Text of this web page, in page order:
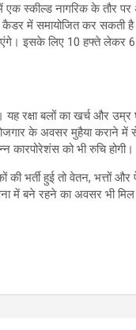
एक स्कील्ड नागरिक के तौर
में समायोजित कर सकती है।
इसके लिए 10 हफ्ते लेकर 6
रक्षा बलों का खर्च और
के अवसर मुहैया कराने
कारपोरेशंस को भी रुचि होगी।
भर्ती हुई तो वेतन, भत्तों
सेना में बने रहने का अवसर भी